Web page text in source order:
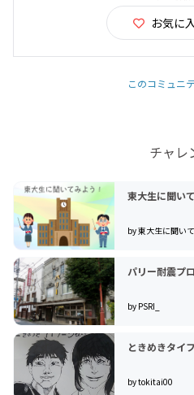
お気に
このコミュニ
チャレ
東大生に聞い
by 東大生に聞い
パリー耐震プ
by PSRI_
ときめきタイ
by tokitai00